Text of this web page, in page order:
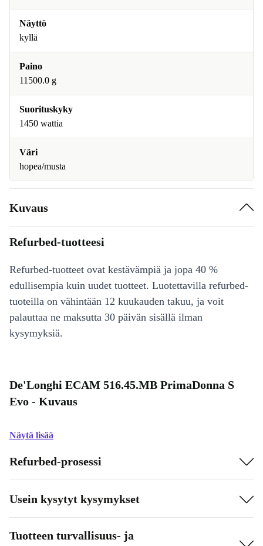
Näyttö
kyllä
Paino
11500.0 g
Suorituskyky
1450 wattia
Väri
hopea/musta
Kuvaus
Refurbed-tuotteesi
Refurbed-tuotteet ovat kestävämpiä ja jopa 40 %
edullisempia kuin uudet tuotteet. Luotettavilla refurbed-
tuoteilla on vähintään 12 kuukauden takuu, ja voit
palauttaa ne maksutta 30 päivän sisällä ilman
kysymyksiä.
De'Longhi ECAM 516.45.MB PrimaDonna S
Evo - Kuvaus
Näytä lisää
Refurbed-prosessi
Usein kysytyt kysymykset
Tuotteen turvallisuus- ja